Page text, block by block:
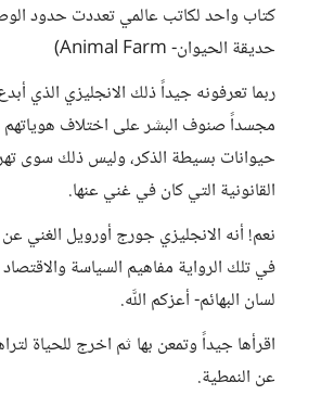
كتاب واحد لكاتب عالمي تعددت حدود
حديقة الحيوان- Animal Farm)
ربما تعرفونه جيداً ذلك الانجليزي الذي
مجسداً صنوف البشر على اختلاف هوياتهم
حيوانات بسيطة الذكر، وليس ذلك سوى
القانونية التي كان في غني عنها.
نعم! أنه الانجليزي جورج أورويل الغني
في تلك الرواية مفاهيم السياسة
لسان البهائم- أعزكم اللَّه.
اقرأها جيداً وتمعن بها ثم اخرج للحياة
عن النمطية.